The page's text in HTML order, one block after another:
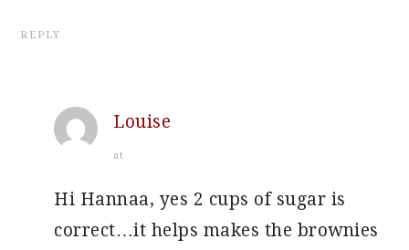
REPLY
Louise
at
Hi Hannaa, yes 2 cups of sugar is
correct…it helps makes the brownies